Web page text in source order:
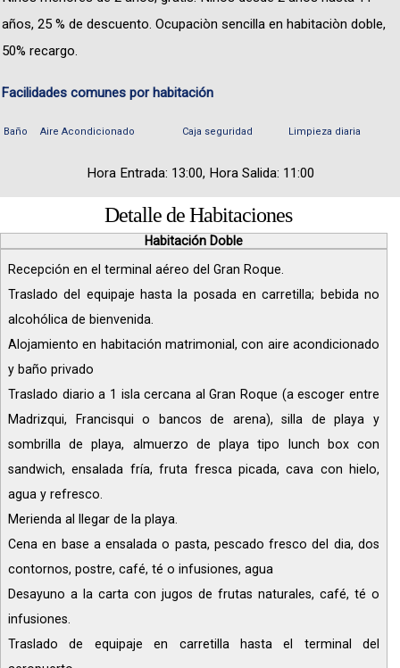
años, 25 % de descuento. Ocupaciòn sencilla en habitaciòn doble,
50% recargo.
Facilidades comunes por habitación
Baño Aire Acondicionado Caja seguridad Limpieza diaria
Hora Entrada: 13:00, Hora Salida: 11:00
Detalle de Habitaciones
Habitación Doble
Recepción en el terminal aéreo del Gran Roque.
Traslado del equipaje hasta la posada en carretilla; bebida no
alcohólica de bienvenida.
Alojamiento en habitación matrimonial, con aire acondicionado
y baño privado
Traslado diario a 1 isla cercana al Gran Roque (a escoger entre
Madrizqui, Francisqui o bancos de arena), silla de playa y
sombrilla de playa, almuerzo de playa tipo lunch box con
sandwich, ensalada fría, fruta fresca picada, cava con hielo,
agua y refresco.
Merienda al llegar de la playa.
Cena en base a ensalada o pasta, pescado fresco del dia, dos
contornos, postre, café, té o infusiones, agua
Desayuno a la carta con jugos de frutas naturales, café, té o
infusiones.
Traslado de equipaje en carretilla hasta el terminal del